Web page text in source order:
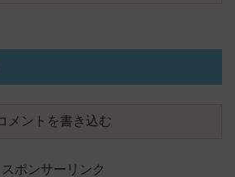
メントを書き込む
スポンサーリンク